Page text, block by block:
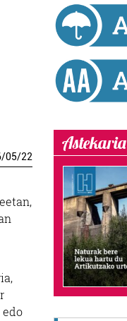
/05/22
Astekaria